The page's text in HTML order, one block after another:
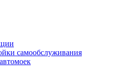
самообслуживания